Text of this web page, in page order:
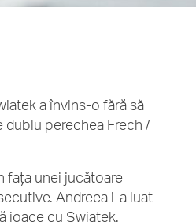
a învins-o fără să
dublu perechea Frech /
fața unei jucătoare
Andreea i-a luat
joace cu Swiatek.